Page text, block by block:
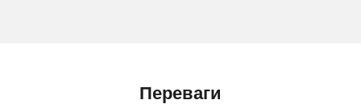
Переваги